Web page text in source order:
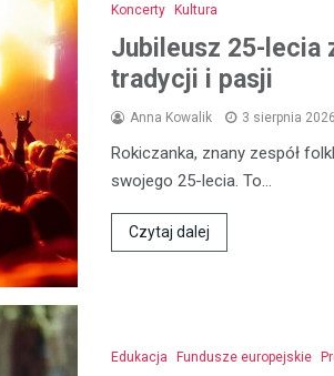
Koncerty Kultura
Jubileusz 25-lecia
tradycji i pasji
Anna Kowalik 3 sierpnia 2026
Rokiczanka, znany zespół
swojego 25-lecia. To…
Czytaj dalej
Edukacja Fundusze europejskie